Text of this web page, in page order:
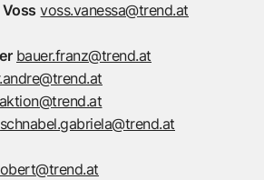
voss.vanessa@trend.at
bauer.franz@trend.at
schnabel.gabriela@trend.at